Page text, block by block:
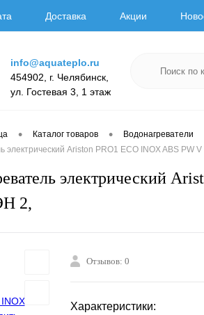
Доставка Акции
info@aquateplo.ru
454902, г. Челябинск,
ул. Гостевая 3, 1 этаж
• Каталог товаров • Водонагреватели
электрический Ariston PRO1 ECO INOX ABS
электрический
2,
Отзывов: 0
Характеристики: